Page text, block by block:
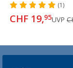
(1)
CHF 19,95UVP